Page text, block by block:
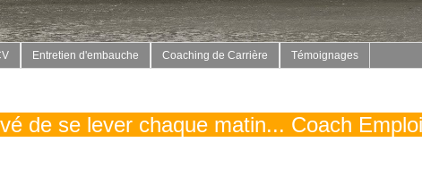
Entretien d'embauche Coaching de Carrière Témoignages
de se lever chaque matin... Coach Emploi